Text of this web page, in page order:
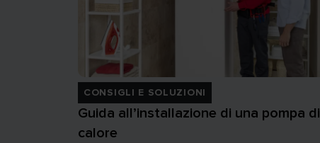
CONSIGLI E SOLUZIONI
Guida all’installazione di una pompa di
calore